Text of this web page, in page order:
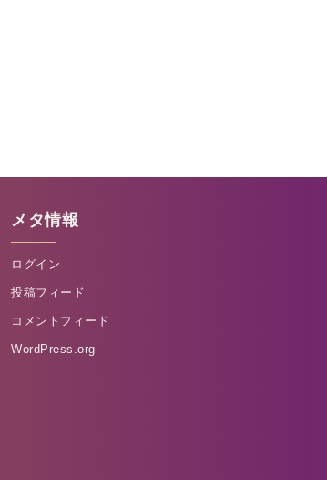
メタ情報
ログイン
投稿フィード
コメントフィード
WordPress.org